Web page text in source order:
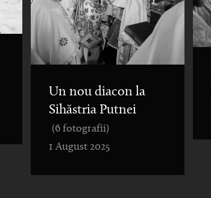
Un nou diacon la
Sihăstria Putnei
(6 fotografii)
1 August 2025